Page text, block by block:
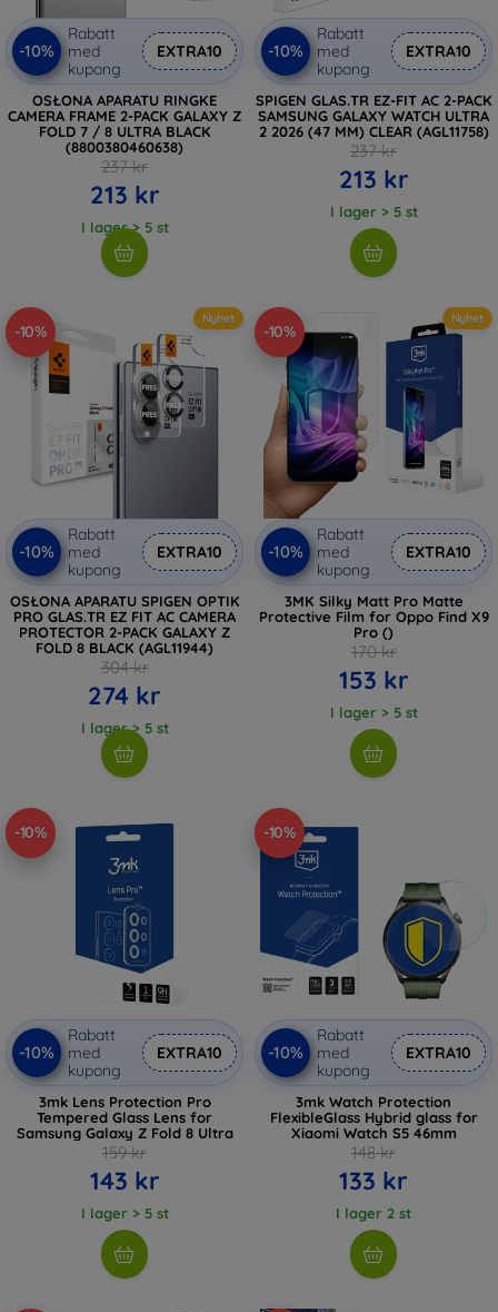
-10%
Rabatt
med
kupong
EXTRA10
OSŁONA APARATU RINGKE
CAMERA FRAME 2-PACK GALAXY Z
FOLD 7 / 8 ULTRA BLACK
(8800380460638)
237 kr
213 kr
I lager > 5 st
-10%
Rabatt
med
kupong
EXTRA10
SPIGEN GLAS.TR EZ-FIT AC 2-PACK
SAMSUNG GALAXY WATCH ULTRA
2 2026 (47 MM) CLEAR (AGL11758)
237 kr
213 kr
I lager > 5 st
-10%
Nyhet
-10%
Rabatt
med
kupong
EXTRA10
OSŁONA APARATU SPIGEN OPTIK
PRO GLAS.TR EZ FIT AC CAMERA
PROTECTOR 2-PACK GALAXY Z
FOLD 8 BLACK (AGL11944)
304 kr
274 kr
I lager > 5 st
-10%
Nyhet
-10%
Rabatt
med
kupong
EXTRA10
3MK Silky Matt Pro Matte
Protective Film for Oppo Find X9
Pro ()
170 kr
153 kr
I lager > 5 st
-10%
-10%
Rabatt
med
kupong
EXTRA10
3mk Lens Protection Pro
Tempered Glass Lens for
Samsung Galaxy Z Fold 8 Ultra
159 kr
143 kr
I lager > 5 st
-10%
-10%
Rabatt
med
kupong
EXTRA10
3mk Watch Protection
FlexibleGlass Hybrid glass for
Xiaomi Watch S5 46mm
148 kr
133 kr
I lager 2 st